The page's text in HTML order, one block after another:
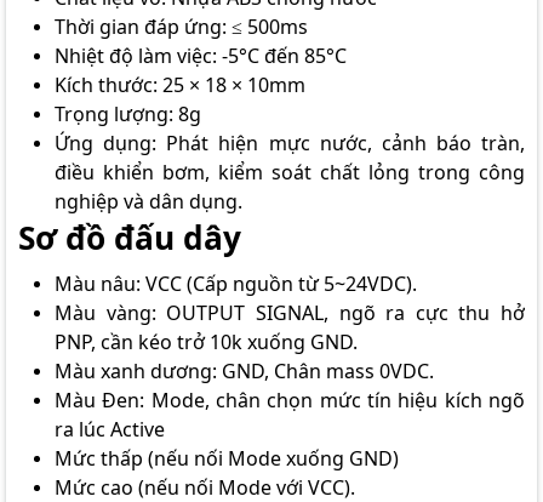
Thời gian đáp ứng: ≤ 500ms
Nhiệt độ làm việc: -5°C đến 85°C
Kích thước: 25 × 18 × 10mm
Trọng lượng: 8g
Ứng dụng: Phát hiện mực nước, cảnh báo tràn,
điều khiển bơm, kiểm soát chất lỏng trong công
nghiệp và dân dụng.
Sơ đồ đấu dây
Màu nâu: VCC (Cấp nguồn từ 5~24VDC).
Màu vàng: OUTPUT SIGNAL, ngõ ra cực thu hở
PNP, cần kéo trở 10k xuống GND.
Màu xanh dương: GND, Chân mass 0VDC.
Màu Đen: Mode, chân chọn mức tín hiệu kích ngõ
ra lúc Active
Mức thấp (nếu nối Mode xuống GND)
Mức cao (nếu nối Mode với VCC).